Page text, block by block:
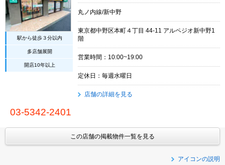
駅から徒歩３分以内
多店舗展開
開店10年以上
丸ノ内線/新中野
東京都中野区本町４丁目 44-11 アルペジオ新中野1
階
営業時間：10:00~19:00
定休日：毎週水曜日
店舗の詳細を見る
03-5342-2401
この店舗の掲載物件一覧を見る
アイコンの説明